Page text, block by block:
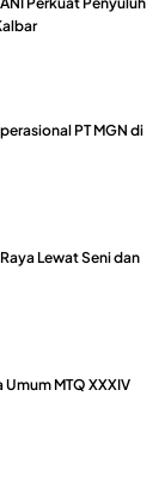
PT MGN di
Lewat Seni dan
Umum MTQ XXXIV